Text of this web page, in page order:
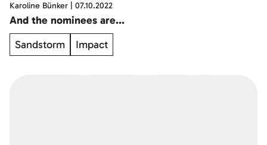
Karoline Bünker 07.10.2022
And the nominees are...
Sandstorm
Impact